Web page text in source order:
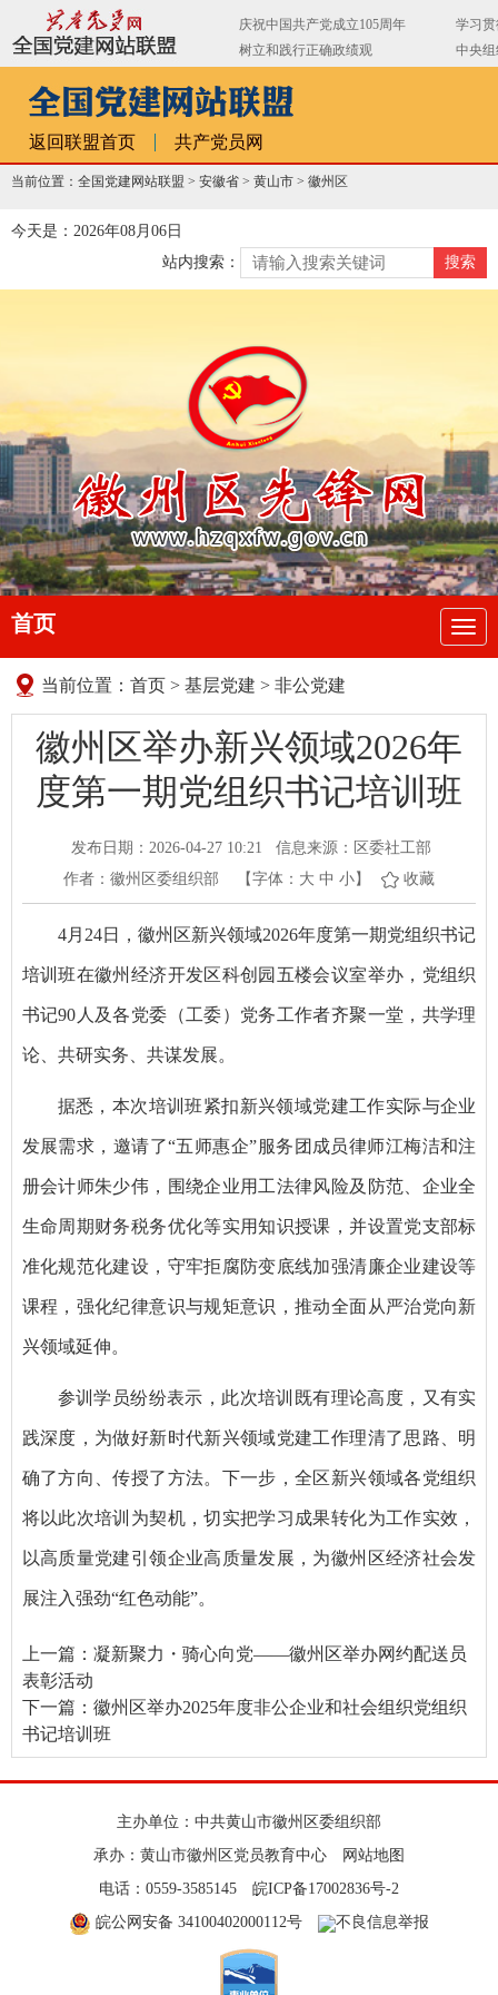
返回联盟首页 共产党员网
当前位置：全国党建网站联盟 > 安徽省 > 黄山市 > 徽州区
今天是：2026年08月06日
站内搜索：
导
航
首页
当前位置： 首页 > 基层党建 > 非公党建
徽州区举办新兴领域2026年
度第一期党组织书记培训班
发布日期：2026-04-27 10:21
信息来源：区委社工部
作者：徽州区委组织部
【字体： 大 中 小】 收藏
4月24日，徽州区新兴领域2026年度第一期党组织书记
培训班在徽州经济开发区科创园五楼会议室举办，党组织
书记90人及各党委（工委）党务工作者齐聚一堂，共学理
论、共研实务、共谋发展。
据悉，本次培训班紧扣新兴领域党建工作实际与企业
发展需求，邀请了“五师惠企”服务团成员律师江梅洁和注
册会计师朱少伟，围绕企业用工法律风险及防范、企业全
生命周期财务税务优化等实用知识授课，并设置党支部标
准化规范化建设，守牢拒腐防变底线加强清廉企业建设等
课程，强化纪律意识与规矩意识，推动全面从严治党向新
兴领域延伸。
参训学员纷纷表示，此次培训既有理论高度，又有实
践深度，为做好新时代新兴领域党建工作理清了思路、明
确了方向、传授了方法。下一步，全区新兴领域各党组织
将以此次培训为契机，切实把学习成果转化为工作实效，
以高质量党建引领企业高质量发展，为徽州区经济社会发
展注入强劲“红色动能”。
上一篇： 凝新聚力・骑心向党——徽州区举办网约配送员
表彰活动
下一篇： 徽州区举办2025年度非公企业和社会组织党组织
书记培训班
主办单位：中共黄山市徽州区委组织部
承办：黄山市徽州区党员教育中心
网站地图
电话：0559-3585145
皖ICP备17002836号-2
皖公网安备 34100402000112号
不良信息举报